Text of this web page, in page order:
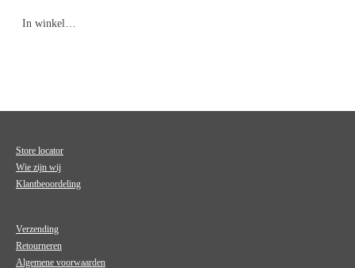
In winkelwagen
Store locator
Wie zijn wij
Klantbeoordeling
Verzending
Retourneren
Algemene voorwaarden